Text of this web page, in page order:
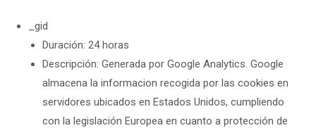
_gid
Duración: 24 horas
Descripción: Generada por Google Analytics. Google
almacena la informacion recogida por las cookies en
servidores ubicados en Estados Unidos, cumpliendo
con la legislación Europea en cuanto a protección de